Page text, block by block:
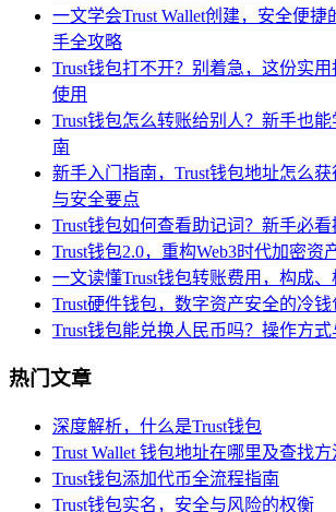
一文学会Trust Wallet创建，安全便捷
手全攻略
Trust钱包打不开？别着急，这份实
使用
Trust钱包怎么转账给别人？新手也
南
新手入门指南，Trust钱包地址怎么
与安全要点
Trust钱包如何查看助记词？新手必
Trust钱包2.0，重构Web3时代加密资
一文读懂Trust钱包转账费用，构成
Trust硬件钱包，数字资产安全的冷
Trust钱包能兑换人民币吗？操作方
热门文章
深度解析，什么是Trust钱包
Trust Wallet 钱包地址在哪里及查找方
Trust钱包添加代币全流程指南
Trust钱包实名，安全与风险的权衡